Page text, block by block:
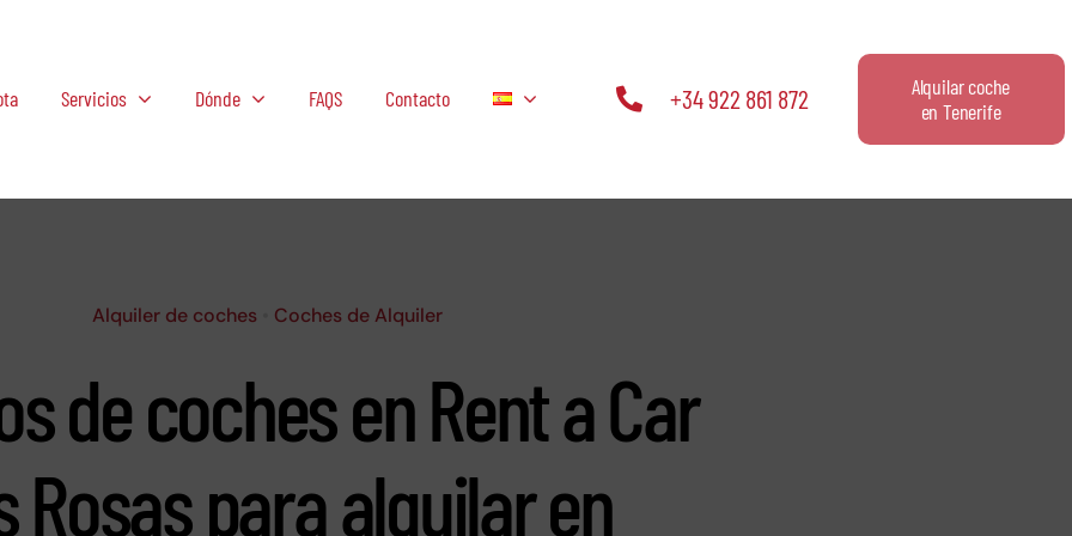
Servicios Dónde FAQS Contacto +34 922 861 872
Alquilar coche
en Tenerife
Alquiler de coches Coches de Alquiler
de coches en Rent a Car
Rosas para alquilar en